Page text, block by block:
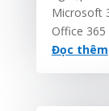
Microsoft
Office 365
Đọc thêm